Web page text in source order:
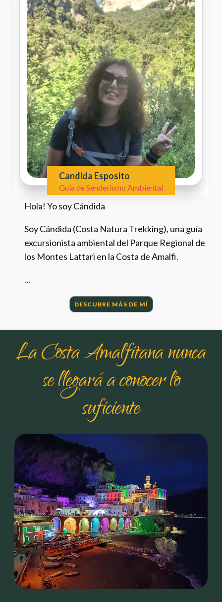
Candida Esposito
Guía de Senderismo Ambiental
Hola! Yo soy Cándida
Soy Cándida (Costa Natura Trekking), una guía
excursionista ambiental del Parque Regional de
los Montes Lattari en la Costa de Amalfi.
...
DESCUBRE MÁS DE MÍ
La Costa Amalfitana nunca
se llegará a conocer lo
suficiente